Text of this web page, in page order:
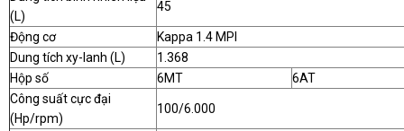
(L)
45
Động cơ
Kappa 1.4 MPI
Dung tích xy-lanh (L)
1.368
Hộp số
6MT
6AT
Công suất cực đại
(Hp/rpm)
100/6.000